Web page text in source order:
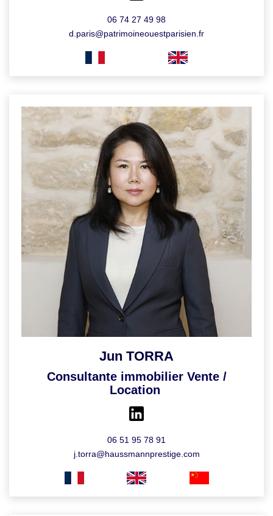
06 74 27 49 98
d.paris@patrimoineouestparisien.fr
Jun TORRA
Consultante immobilier Vente /
Location
06 51 95 78 91
j.torra@haussmannprestige.com